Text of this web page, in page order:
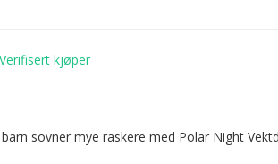
sovner mye raskere med Polar Night